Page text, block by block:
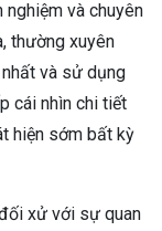
nghiệm và chuyên
thường xuyên
và sử dụng
cái nhìn chi tiết
hiện sớm bất kỳ
xử với sự quan